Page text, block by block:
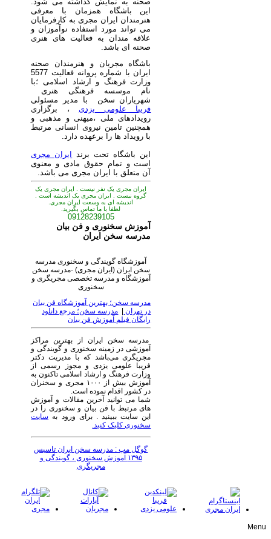
این باشگاه همزمان با معرفی
هنرمندان ایران مجری به کارفرمایان
می تواند مورد استفاده نوآموزان و
علاقه مندان به فعالیت های هنری
صحنه ای باشد.
باشگاه مجریان و هنرمندان صحنه
ایران با شماره پروانه فعالیت 5577
وزارت فرهنگ و ارشاد اسلامی ؛با
نام موسسه فرهنگی هنری
شهریاران سخن با مدیر مسئولی
فریبا علومی یزدی ، برگزاری
رویدادهای ملی ،میهنی و مذهبی و
همچنین تامین نیروی انسانی مرتبط
با رویداد ها را برعهده دارد.
این باشگاه تحت برند
ایران مجری
است و تمام حقوق مادی و معنوی
آن متعلق با ایران مجری می باشد.
ایران مجری یک نفر نیست . ایران مجری یک
گروه نیست . ایران مجری یک اندیشه است .
اندیشه ای به وسعت ایران مجری.
لطفا با ما تماس بگیرید.
09128239105
آموزش سخنوری و فن بیان
مدرسه سخن ایران
آموزشگاه گویندگی و سخنوری مدرسه
سخن ایران (ایران مجری) -مدرسه سخن
آموزشگاه و مدرسه تخصصی مجریگری و
سخنوری
مدرسه سخن؛ بهترین آموزشگاه فن بیان
در تهران | مدرسه سخن؛ مرجع دانلود
رایگان فیلم آموزش فن بیان
مدرسه سخن ایران از بهترین مراکز
آموزشی در زمینه سخنوری و گویندگی و
مجریگری می‌باشد که با مدیریت دکتر
فریبا علومی یزدی و مجوز رسمی از
وزارت فرهنگ و ارشاد اسلامی تاکنون به
آموزش بیش از ۱۰۰۰ مجری و سخنران
در کشور اقدام نموده است.
شما می توانید آخرین مقالات و آموزش
های مرتبط با فن بیان و سخنوری را در
این سایت ببینید . برای ورود به سایت
سخنوری کلیک کنید.
گوگل مپ : مدرسه سخن ایران تاسیس
۱۳۹۵ آموزش سخنوری ، گویندگی و
مجریگری
Menu